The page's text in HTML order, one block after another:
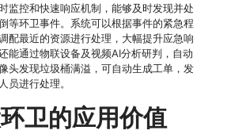
监控和快速响应机制，能够及时发现并处
等环卫事件。系统可以根据事件的紧急程
配最近的资源进行处理，大幅提升应急响
能通过物联设备及视频AI分析研判，自动
头发现垃圾桶满溢，可自动生成工单，发
员进行处理。
卫的应用价值